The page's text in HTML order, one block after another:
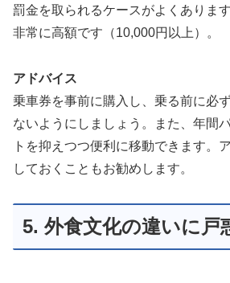
罰金を取られるケースがよくありま
非常に高額です（10,000円以上）。
アドバイス
乗車券を事前に購入し、乗る前に必
ないようにしましょう。また、年間
トを抑えつつ便利に移動できます。
しておくこともお勧めします。
5. 外食文化の違いに戸